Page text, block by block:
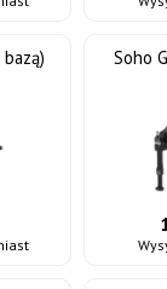
Soho